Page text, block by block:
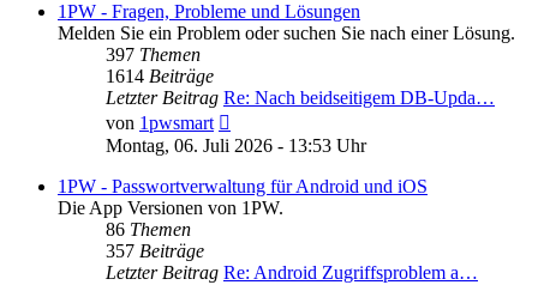
1PW - Fragen, Probleme und Lösungen
Melden Sie ein Problem oder suchen Sie nach einer Lösung.
397 Themen
1614 Beiträge
Letzter Beitrag Re: Nach beidseitigem DB-Upda…
von 1pwsmart
Beitrag
Montag, 06. Juli 2026 - 13:53 Uhr
1PW - Passwortverwaltung für Android und iOS
Die App Versionen von 1PW.
86 Themen
357 Beiträge
Letzter Beitrag Re: Android Zugriffsproblem a…